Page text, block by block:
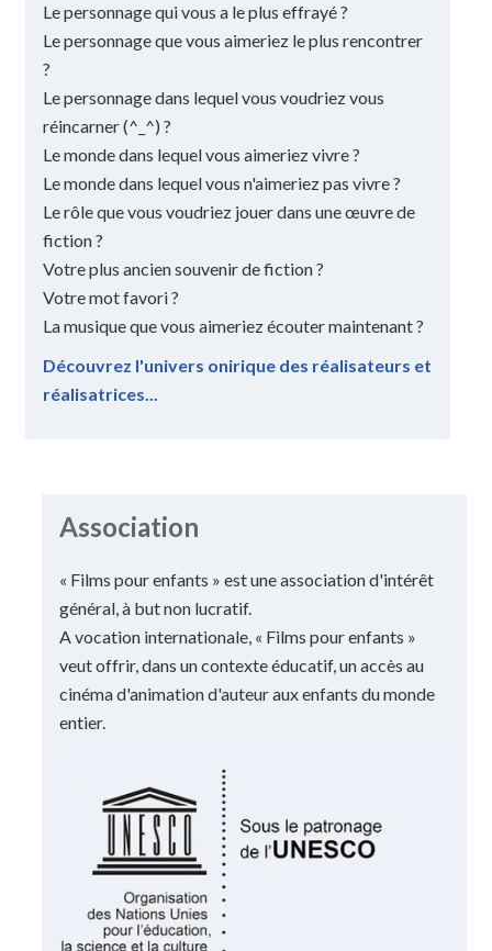
Le personnage qui vous a le plus effrayé ?
Le personnage que vous aimeriez le plus rencontrer
?
Le personnage dans lequel vous voudriez vous
réincarner (^_^) ?
Le monde dans lequel vous aimeriez vivre ?
Le monde dans lequel vous n'aimeriez pas vivre ?
Le rôle que vous voudriez jouer dans une œuvre de
fiction ?
Votre plus ancien souvenir de fiction ?
Votre mot favori ?
La musique que vous aimeriez écouter maintenant ?
Découvrez l'univers onirique des réalisateurs et
réalisatrices...
Association
« Films pour enfants » est une association d'intérêt
général, à but non lucratif.
A vocation internationale, « Films pour enfants »
veut offrir, dans un contexte éducatif, un accès au
cinéma d'animation d'auteur aux enfants du monde
entier.